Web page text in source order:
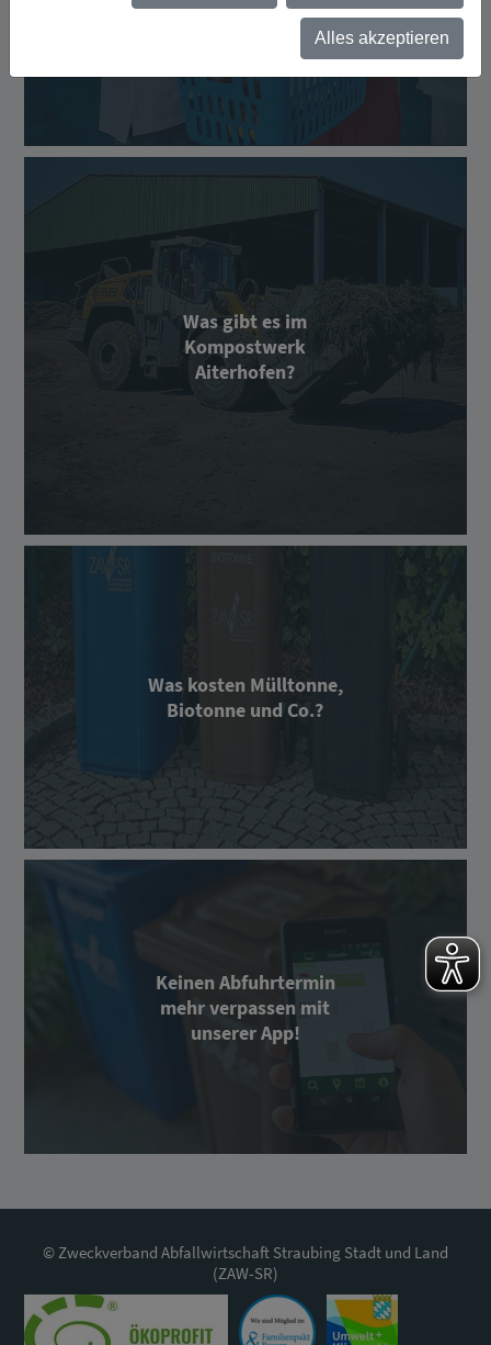
Was gibt es im
Kompostwerk
Aiterhofen?
Was kosten Mülltonne,
Biotonne und Co.?
Keinen Abfuhrtermin
mehr verpassen mit
unserer App!
© Zweckverband Abfallwirtschaft Straubing Stadt und Land
(ZAW-SR)
Alles akzeptieren